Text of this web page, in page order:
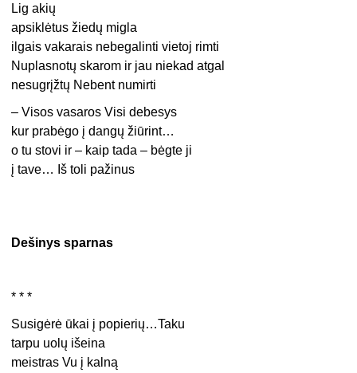
Lig akių
apsiklėtus žiedų migla
ilgais vakarais nebegalinti vietoj rimti
Nuplasnotų skarom ir jau niekad atgal
nesugrįžtų Nebent numirti
– Visos vasaros Visi debesys
kur prabėgo į dangų žiūrint…
o tu stovi ir – kaip tada – bėgte ji
į tave… Iš toli pažinus
Dešinys sparnas
* * *
Susigėrė ūkai į popierių…Taku
tarpu uolų išeina
meistras Vu į kalną